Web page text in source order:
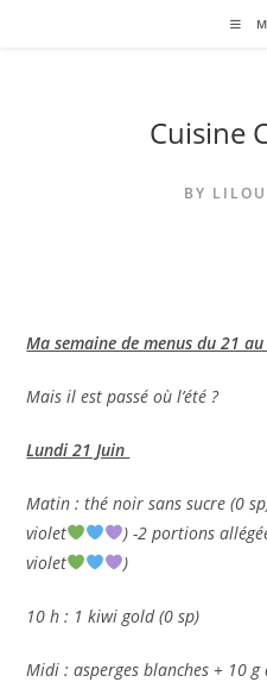
Cuisine
BY
Ma semaine de menus du 21
Mais il est passé où l’été ?
Lundi 21 Juin
Matin : thé noir sans sucre (0
violet
) -2 portions
violet
)
10 h : 1 kiwi gold (0 sp)
Midi : asperges blanches + 10